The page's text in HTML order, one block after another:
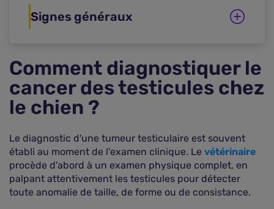
Signes généraux
Comment diagnostiquer le
cancer des testicules chez
le chien ?
Le diagnostic d'une tumeur testiculaire est souvent
établi au moment de l'examen clinique. Le vétérinaire
procède d'abord à un examen physique complet, en
palpant attentivement les testicules pour détecter
toute anomalie de taille, de forme ou de consistance.